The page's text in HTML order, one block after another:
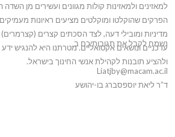
למאזינים ולמאזינות קולות מגוונים ועשירים מן
הפרקים שהוקלטו ומוקלטים מציעים ראיונות
מדיניות ומובילי דעה, לצד הסכתים קצרים
עדכניים ונושאים אקטואליים. מטרתנו היא להנגיש
ולהציע תובנות לקהילת אנשי החינוך בישראל.
נשמח לקבל את תגובותיכם ב
Liatjby@macam.ac.il
ד”ר ליאת יוספסברג בן-יהושע